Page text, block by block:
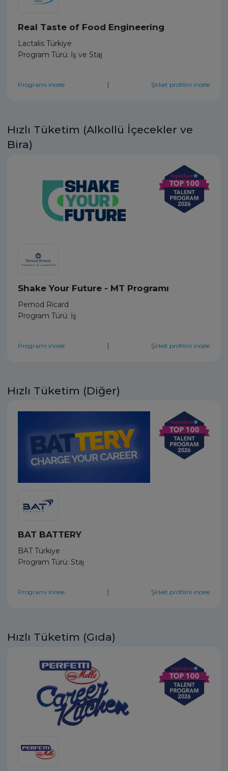
Real Taste of Food Engineering
Lactalis Türkiye
Program Türü: İş ve Staj
Programı incele | Şirket profilini incele
Hızlı Tüketim (Alkollü İçecekler ve
Bira)
Shake Your Future - MT Programı
Pernod Ricard
Program Türü: İş
Programı incele | Şirket profilini incele
Hızlı Tüketim (Diğer)
BAT BATTERY
BAT Türkiye
Program Türü: Staj
Programı incele | Şirket profilini incele
Hızlı Tüketim (Gıda)